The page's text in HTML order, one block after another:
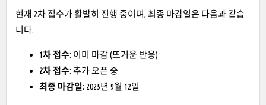
현재 2차 접수가 활발히 진행 중이며, 최종 마감일은 다음과 같습
니다.
1차 접수: 이미 마감 (뜨거운 반응)
2차 접수: 추가 오픈 중
최종 마감일: 2025년 9월 12일